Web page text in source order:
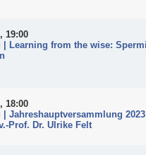
19:00
| Learning from the wise:
18:00
| Jahreshauptversammlung
Prof. Dr. Ulrike Felt